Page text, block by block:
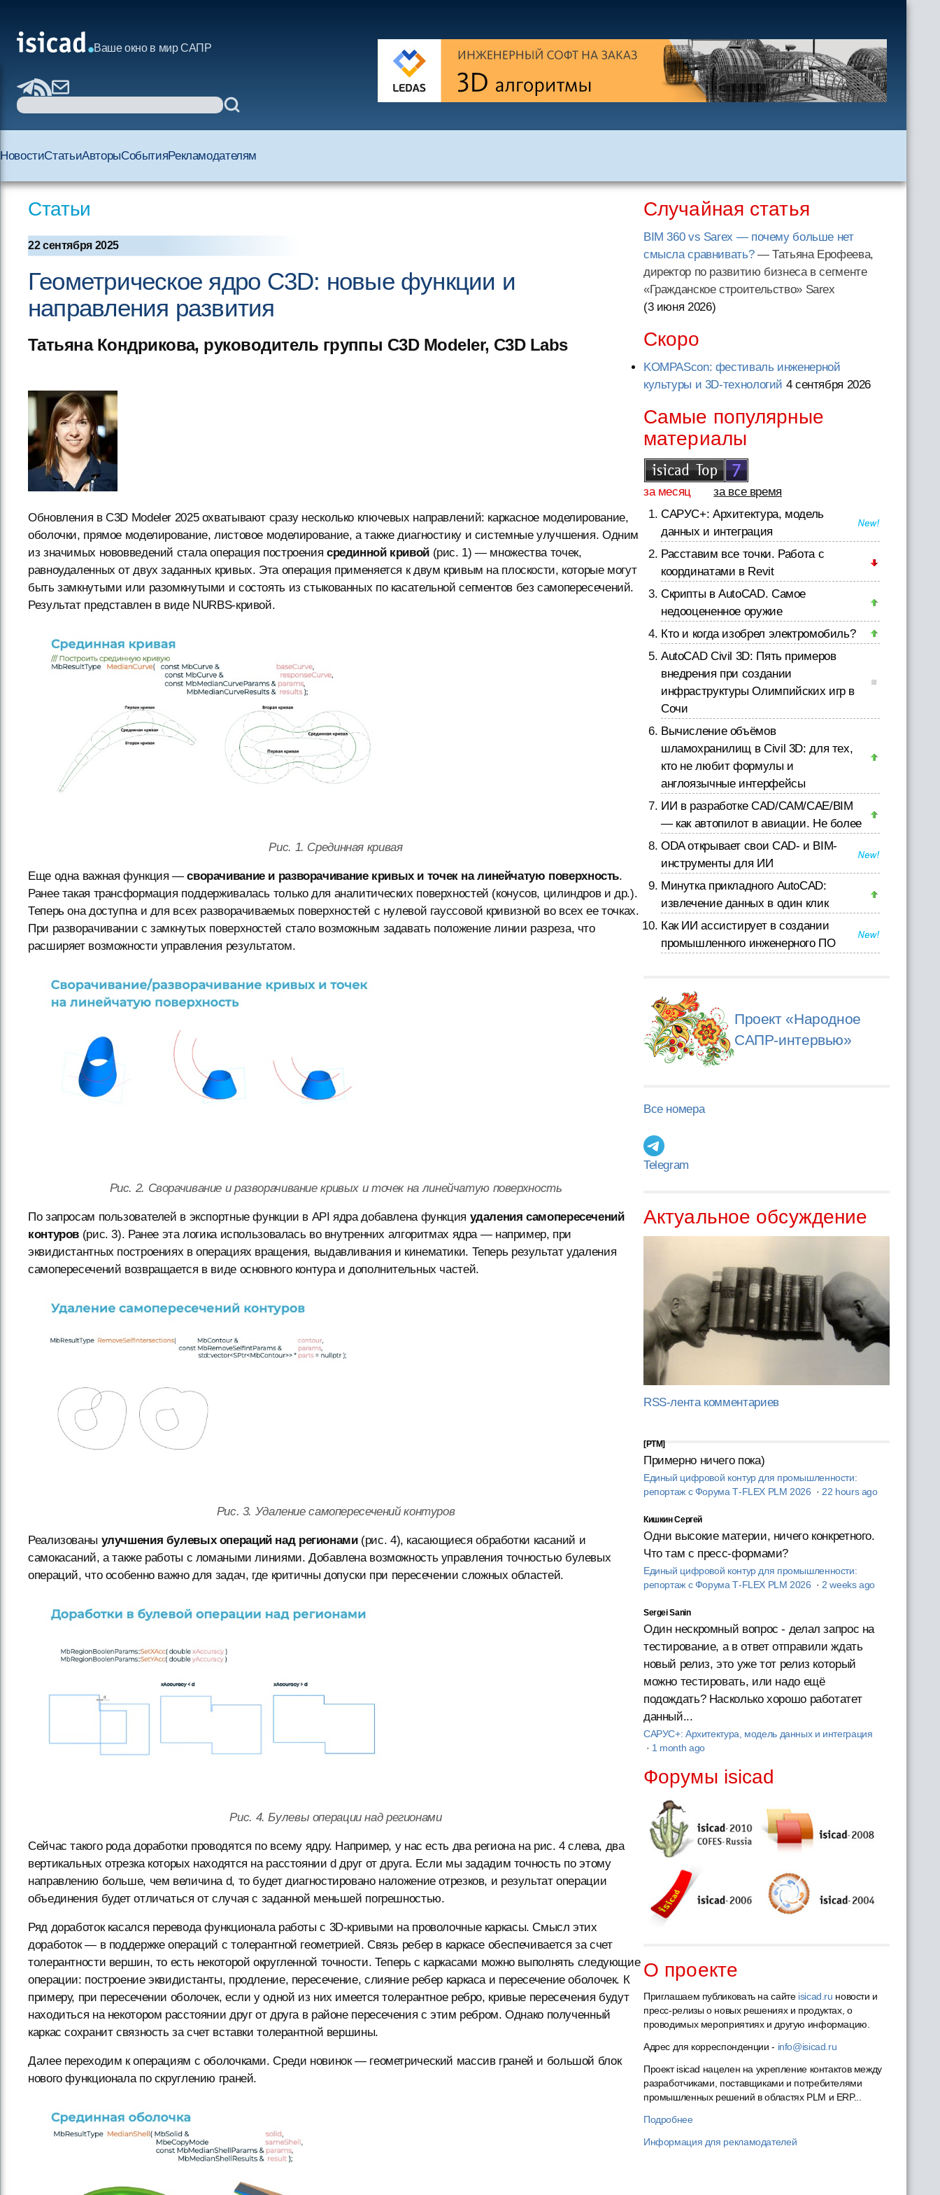
Ваше окно в мир САПР
НовостиСтатьиАвторыСобытияРекламодателям
Статьи
22 сентября 2025
Геометрическое ядро C3D: новые функции и
направления развития
Татьяна Кондрикова, руководитель группы C3D Modeler, С3D Labs
Обновления в C3D Modeler 2025 охватывают сразу несколько ключевых направлений: каркасное моделирование,
оболочки, прямое моделирование, листовое моделирование, а также диагностику и системные улучшения. Одним
из значимых нововведений стала операция построения срединной кривой(рис. 1) — множества точек,
равноудаленных от двух заданных кривых. Эта операция применяется к двум кривым на плоскости, которые могут
быть замкнутыми или разомкнутыми и состоять из стыкованных по касательной сегментов без самопересечений.
Результат представлен в виде NURBS-кривой.
Рис. 1. Срединная кривая
Еще одна важная функция —сворачивание и разворачивание кривых и точек на линейчатую поверхность.
Ранее такая трансформация поддерживалась только для аналитических поверхностей (конусов, цилиндров и др.).
Теперь она доступна и для всех разворачиваемых поверхностей с нулевой гауссовой кривизной во всех ее точках.
При разворачивании с замкнутых поверхностей стало возможным задавать положение линии разреза, что
расширяет возможности управления результатом.
Рис. 2. Сворачивание и разворачивание кривых и точек на линейчатую поверхность
По запросам пользователей в экспортные функции в API ядра добавлена функция удаления самопересечений
контуров (рис. 3). Ранее эта логика использовалась во внутренних алгоритмах ядра — например, при
эквидистантных построениях в операциях вращения, выдавливания и кинематики. Теперь результат удаления
самопересечений возвращается в виде основного контура и дополнительных частей.
Рис. 3. Удаление самопересечений контуров
Реализованы улучшения булевых операций над регионами(рис. 4), касающиеся обработки касаний и
самокасаний, а также работы с ломаными линиями. Добавлена возможность управления точностью булевых
операций, что особенно важно для задач, где критичны допуски при пересечении сложных областей.
Рис. 4. Булевы операции над регионами
Сейчас такого рода доработки проводятся по всему ядру. Например, у нас есть два региона на рис. 4 слева, два
вертикальных отрезка которых находятся на расстоянии d друг от друга. Если мы зададим точность по этому
направлению больше, чем величина d, то будет диагностировано наложение отрезков, и результат операции
объединения будет отличаться от случая с заданной меньшей погрешностью.
Ряд доработок касался перевода функционала работы с 3D-кривыми на проволочные каркасы. Смысл этих
доработок — в поддержке операций с толерантной геометрией. Связь ребер в каркасе обеспечивается за счет
толерантности вершин, то есть некоторой округленной точности. Теперь с каркасами можно выполнять следующие
операции: построение эквидистанты, продление, пересечение, слияние ребер каркаса и пересечение оболочек. К
примеру, при пересечении оболочек, если у одной из них имеется толерантное ребро, кривые пересечения будут
находиться на некотором расстоянии друг от друга в районе пересечения с этим ребром. Однако полученный
каркас сохранит связность за счет вставки толерантной вершины.
Далее переходим к операциям с оболочками. Среди новинок — геометрический массив граней и большой блок
нового функционала по скруглению граней.
Случайная статья
BIM 360 vs Sarex — почему больше нет
смысла сравнивать?— Татьяна Ерофеева,
директор по развитию бизнеса в сегменте
«Гражданское строительство» Sarex
(3 июня 2026)
Скоро
KOMPAScon: фестиваль инженерной
культуры и 3D-технологий 4 сентября 2026
Самые популярные
материалы
за месяц
за все время
САРУС+: Архитектура, модель
данных и интеграция
Расставим все точки. Работа с
координатами в Revit
Скрипты в AutoCAD. Самое
недооцененное оружие
Кто и когда изобрел электромобиль?
AutoCAD Civil 3D: Пять примеров
внедрения при создании
инфраструктуры Олимпийских игр в
Сочи
Вычисление объёмов
шламохранилищ в Civil 3D: для тех,
кто не любит формулы и
англоязычные интерфейсы
ИИ в разработке CAD/CAM/CAE/BIM
— как автопилот в авиации. Не более
ODA открывает свои CAD- и BIM-
инструменты для ИИ
Минутка прикладного AutoCAD:
извлечение данных в один клик
Как ИИ ассистирует в создании
промышленного инженерного ПО
Проект «Народное
САПР-интервью»
Все номера
Telegram
Актуальное обсуждение
RSS-лента комментариев
[PTM]
Примерно ничего пока)
Единый цифровой контур для промышленности:
репортаж с Форума T‑FLEX PLM 2026 · 22 hours ago
Кишкин Сергей
Одни высокие материи, ничего конкретного.
Что там с пресс-формами?
Единый цифровой контур для промышленности:
репортаж с Форума T‑FLEX PLM 2026 · 2 weeks ago
Sergei Sanin
Один нескромный вопрос - делал запрос на
тестирование, а в ответ отправили ждать
новый релиз, это уже тот релиз который
можно тестировать, или надо ещё
подождать? Насколько хорошо работатет
данный...
САРУС+: Архитектура, модель данных и интеграция
· 1 month ago
Форумы isicad
О проекте
Приглашаем публиковать на сайте isicad.ru новости и
пресс-релизы о новых решениях и продуктах, о
проводимых мероприятиях и другую информацию.
Адрес для корреспонденции - info@isicad.ru
Проект isicad нацелен на укрепление контактов между
разработчиками, поставщиками и потребителями
промышленных решений в областях PLM и ERP...
Подробнее
Информация для рекламодателей